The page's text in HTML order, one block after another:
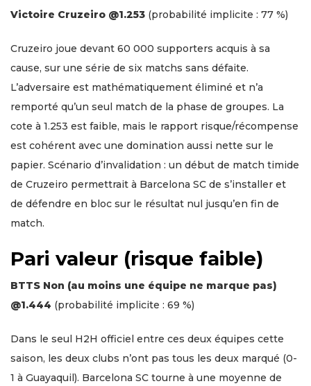
Victoire Cruzeiro @1.253 (probabilité implicite : 77 %)
Cruzeiro joue devant 60 000 supporters acquis à sa
cause, sur une série de six matchs sans défaite.
L’adversaire est mathématiquement éliminé et n’a
remporté qu’un seul match de la phase de groupes. La
cote à 1.253 est faible, mais le rapport risque/récompense
est cohérent avec une domination aussi nette sur le
papier. Scénario d’invalidation : un début de match timide
de Cruzeiro permettrait à Barcelona SC de s’installer et
de défendre en bloc sur le résultat nul jusqu’en fin de
match.
Pari valeur (risque faible)
BTTS Non (au moins une équipe ne marque pas)
@1.444 (probabilité implicite : 69 %)
Dans le seul H2H officiel entre ces deux équipes cette
saison, les deux clubs n’ont pas tous les deux marqué (0-
1 à Guayaquil). Barcelona SC tourne à une moyenne de